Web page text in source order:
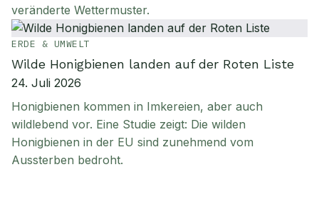
veränderte Wettermuster.
ERDE & UMWELT
Wilde Honigbienen landen auf der Roten Liste
24. Juli 2026
Honigbienen kommen in Imkereien, aber auch
wildlebend vor. Eine Studie zeigt: Die wilden
Honigbienen in der EU sind zunehmend vom
Aussterben bedroht.